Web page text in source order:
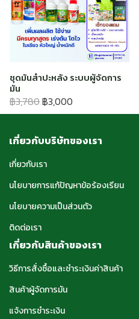
ชุดมันสำปะหลัง ระบบผู้จัดการ
มัน
฿3,780฿3,000
เกี่ยวกับบริษัทของเรา
เกี่ยวกับเรา
นโยบายการแก้ปัญหาข้อร้องเรียน
นโยบายความเป็นส่วนตัว
ติดต่อเรา
เกี่ยวกับสินค้าของเรา
วิธีการสั่งซื้อและชำระเงินค่าสินค้า
สินค้าผู้จัดการมัน
แจ้งการชำระเงิน